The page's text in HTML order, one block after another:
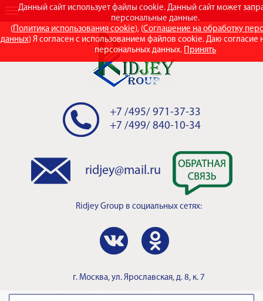
Данный сайт использует файлы cookie. Данный сайт может
персональные данные.
(Политика использования cookie), (Соглашение на обработку
данных) Я согласен с использованием файлов cookie. Даю согласие
персональных данных. Принять
RUS ENG
+7 /495/ 971-37-33
+7 /499/ 840-10-34
ridjey@mail.ru
Ridjey Group в социальных сетях:
г. Москва, ул. Ярославская, д. 8, к. 7